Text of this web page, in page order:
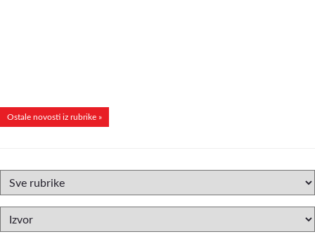
Ostale novosti iz rubrike »